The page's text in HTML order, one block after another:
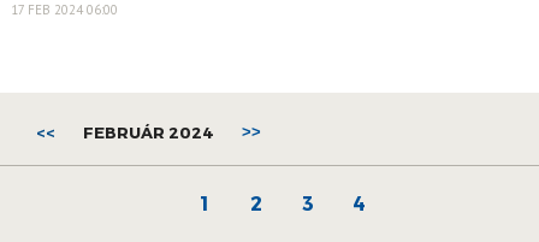
17 FEB 2024 06:00
<< FEBRUÁR 2024 >>
1 2 3 4